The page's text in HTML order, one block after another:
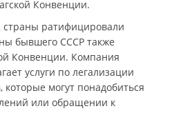
Конвенции.
ратифицировали
бывшего СССР также
Конвенции. Компания
услуги по легализации
могут понадобиться
или обращении к